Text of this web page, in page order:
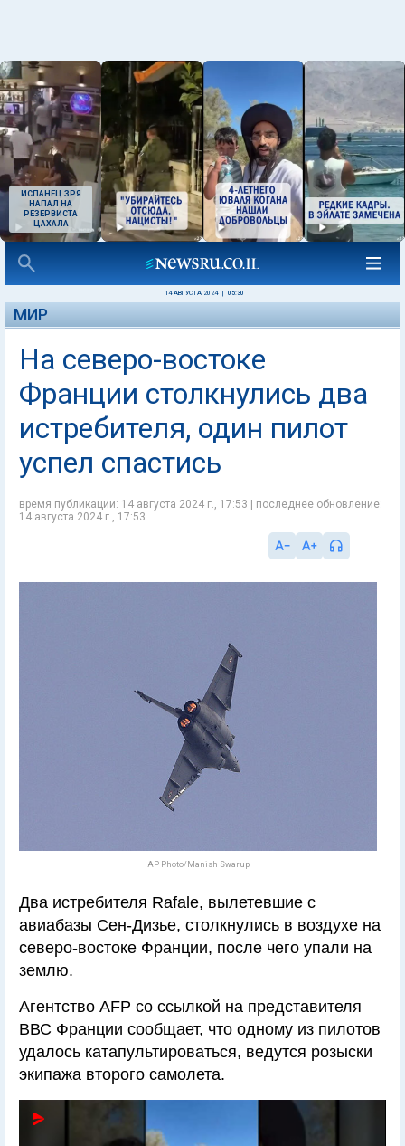
ИСПАНЕЦ ЗРЯ
НАПАЛ НА
РЕЗЕРВИСТА
ЦАХАЛА
14 АВГУСТА 2024 05:30
МИР
На северо-востоке
Франции столкнулись два
истребителя, один пилот
успел спастись
время публикации: 14 августа 2024 г., 17:53 | последнее обновление:
14 августа 2024 г., 17:53
AP Photo/Manish Swarup
Два истребителя Rafale, вылетевшие с
авиабазы Сен-Дизье, столкнулись в воздухе на
северо-востоке Франции, после чего упали на
землю.
Агентство AFP со ссылкой на представителя
ВВС Франции сообщает, что одному из пилотов
удалось катапультироваться, ведутся розыски
экипажа второго самолета.